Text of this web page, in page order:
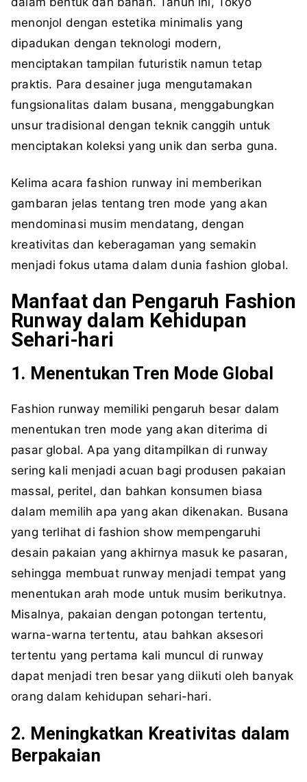
menonjol dengan estetika minimalis yang
dipadukan dengan teknologi modern,
menciptakan tampilan futuristik namun tetap
praktis. Para desainer juga mengutamakan
fungsionalitas dalam busana, menggabungkan
unsur tradisional dengan teknik canggih untuk
menciptakan koleksi yang unik dan serba guna.
Kelima acara fashion runway ini memberikan
gambaran jelas tentang tren mode yang akan
mendominasi musim mendatang, dengan
kreativitas dan keberagaman yang semakin
menjadi fokus utama dalam dunia fashion global.
Manfaat dan Pengaruh Fashion
Runway dalam Kehidupan
Sehari-hari
1. Menentukan Tren Mode Global
Fashion runway memiliki pengaruh besar dalam
menentukan tren mode yang akan diterima di
pasar global. Apa yang ditampilkan di runway
sering kali menjadi acuan bagi produsen pakaian
massal, peritel, dan bahkan konsumen biasa
dalam memilih apa yang akan dikenakan. Busana
yang terlihat di fashion show mempengaruhi
desain pakaian yang akhirnya masuk ke pasaran,
sehingga membuat runway menjadi tempat yang
menentukan arah mode untuk musim berikutnya.
Misalnya, pakaian dengan potongan tertentu,
warna-warna tertentu, atau bahkan aksesori
tertentu yang pertama kali muncul di runway
dapat menjadi tren besar yang diikuti oleh banyak
orang dalam kehidupan sehari-hari.
2. Meningkatkan Kreativitas dalam
Berpakaian